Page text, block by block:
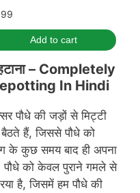
Add to cart
– Completely
In Hindi
पौधे की जड़ों से मिट्टी
हैं, जिससे पौधे को
के कुछ समय बाद ही अपना
पौधे को केवल पुराने गमले से
है, जिसमें हम पौधे की